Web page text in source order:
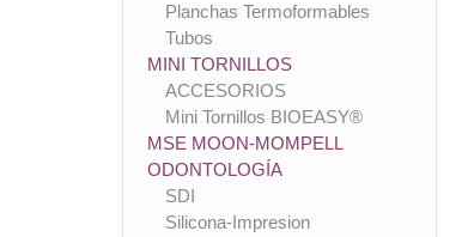
Planchas Termoformables
Tubos
MINI TORNILLOS
ACCESORIOS
Mini Tornillos BIOEASY®
MSE MOON-MOMPELL
ODONTOLOGÍA
SDI
Silicona-Impresion